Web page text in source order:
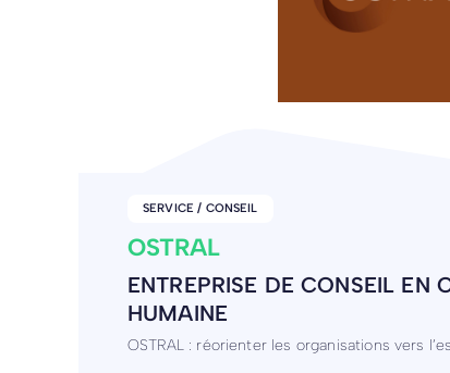
AUTRES
CYOU
VÊTEMENTS PERSONNALISÉS
Personnalisation de vêtements